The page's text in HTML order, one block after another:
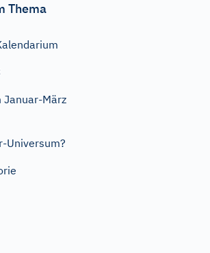
Thema
Januar-März
Universum?